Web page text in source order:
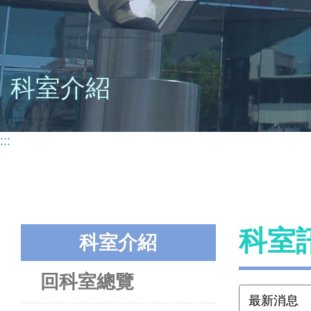
科室介紹
:::
科室介紹
回科室總覽
科室